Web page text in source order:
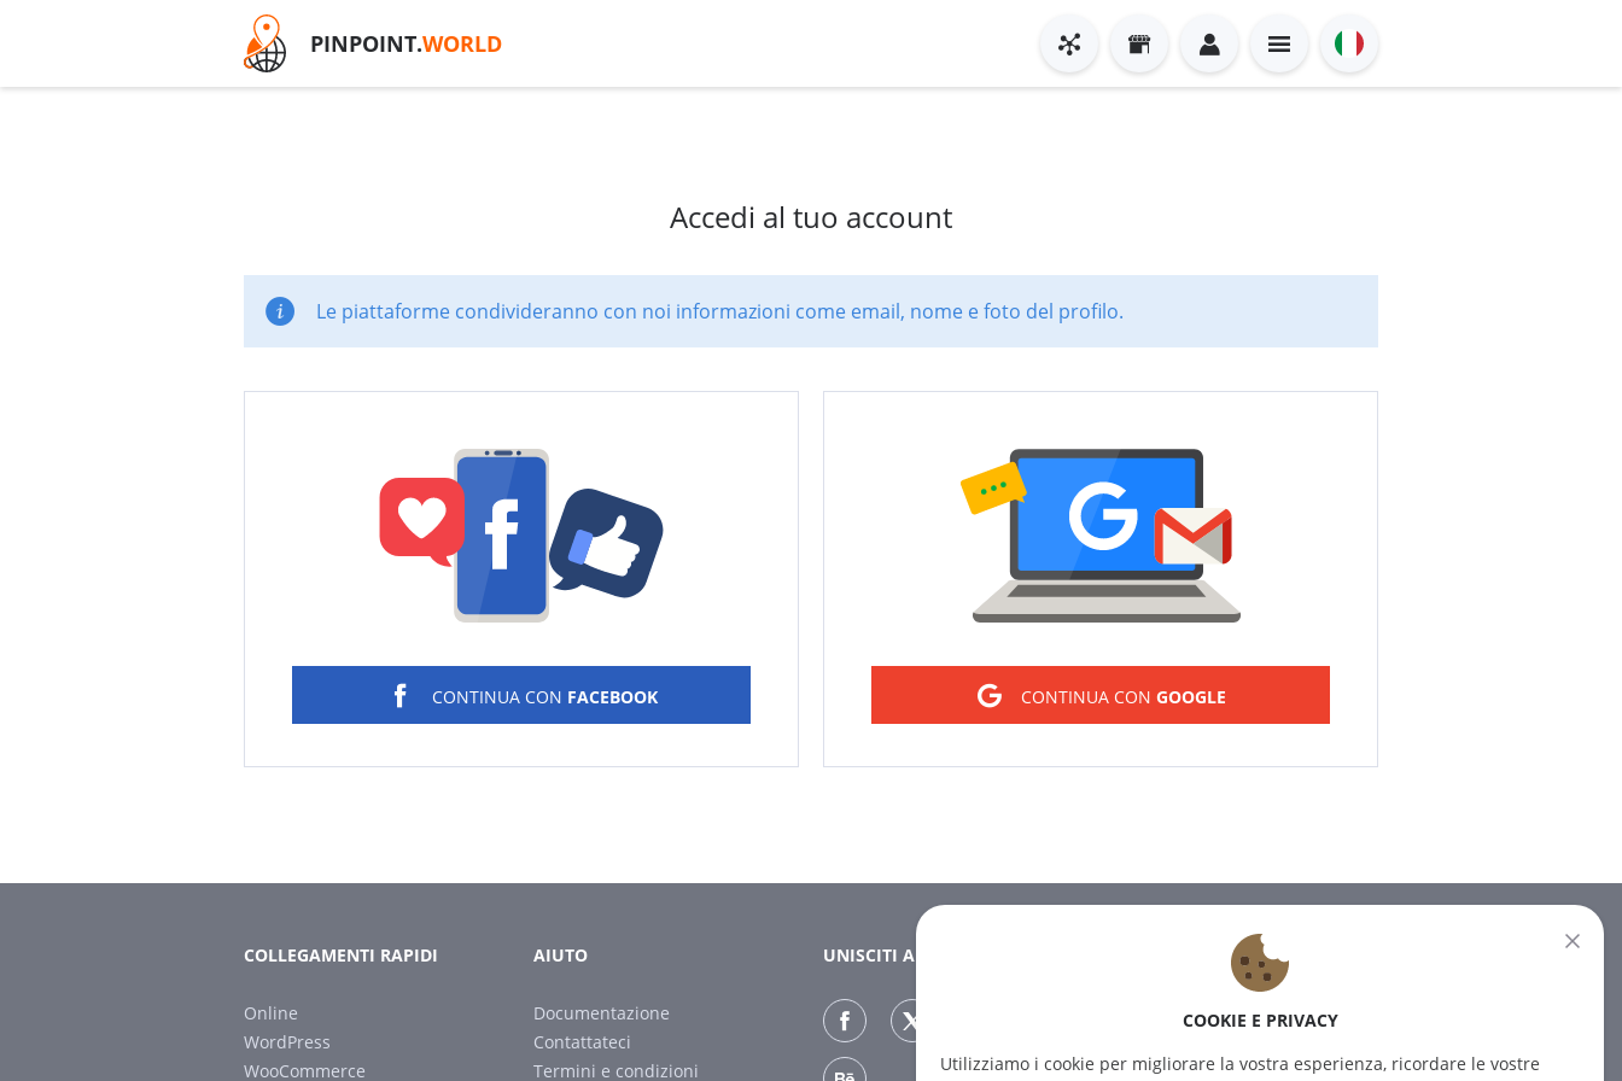
PINPOINT.WORLD
Accedi al tuo account
Le piattaforme condivideranno con noi informazioni come email, nome e foto del profilo.
CONTINUA CON FACEBOOK CONTINUA CON GOOGLE
COLLEGAMENTI RAPIDI
Online
WordPress
WooCommerce
AIUTO
Documentazione
Contattateci
Termini e condizioni
UNISCITI A NOI
Iscrivetevi alla nostra newsletter
COOKIE E PRIVACY
Utilizziamo i cookie per migliorare la vostra esperienza, ricordare le vostre